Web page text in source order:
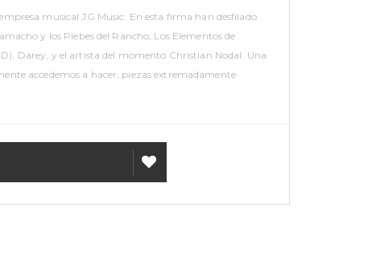
musical JG Music. En esta firma han desfilado
y los Plebes del Rancho, Los Elementos de
Darey, y el artista del momento Christian Nodal. Una
accedemos a hacer, piezas extremadamente
AÑADIR